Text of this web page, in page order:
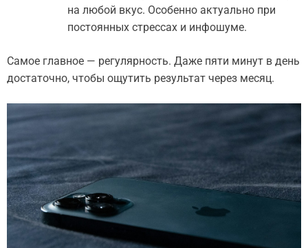
на любой вкус. Особенно актуально при
постоянных стрессах и инфошуме.
Самое главное — регулярность. Даже пяти минут в день
достаточно, чтобы ощутить результат через месяц.